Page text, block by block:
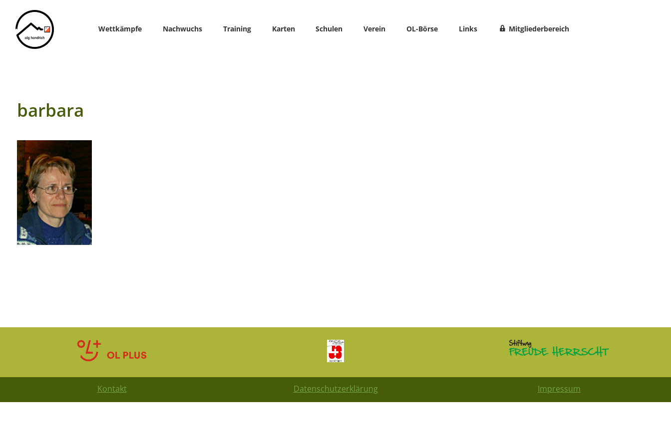
Home
Wettkämpfe Nachwuchs Training Karten Schulen Verein OL-Börse Links Mitgliederbereich
barbara
Kontakt Datenschutzerklärung Impressum